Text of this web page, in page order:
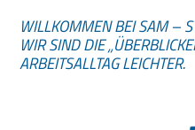
WILLKOMMEN BEI SAM –
WIR SIND DIE
ARBEITSALLTAG LEICHTER.